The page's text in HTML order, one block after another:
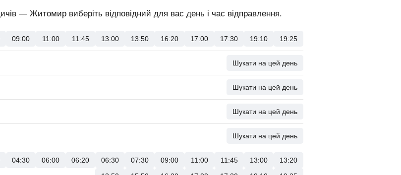
— Житомир виберіть відповідний для вас день і час відправлення.
09:00 11:00 11:45 13:00 13:50 16:20 17:00 17:30 19:10 19:25
Шукати на цей день
Шукати на цей день
Шукати на цей день
Шукати на цей день
04:30 06:00 06:20 06:30 07:30 09:00 11:00 11:45 13:00
13:20